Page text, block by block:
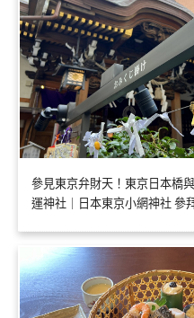
參見東京弁財天！東京日本橋
運神社｜日本東京小網神社 參